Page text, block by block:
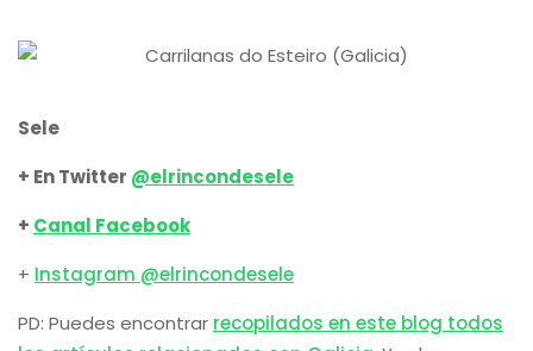
Sele
+ En Twitter @elrincondesele
+ Canal Facebook
+ Instagram @elrincondesele
PD: Puedes encontrar recopilados en este blog todos